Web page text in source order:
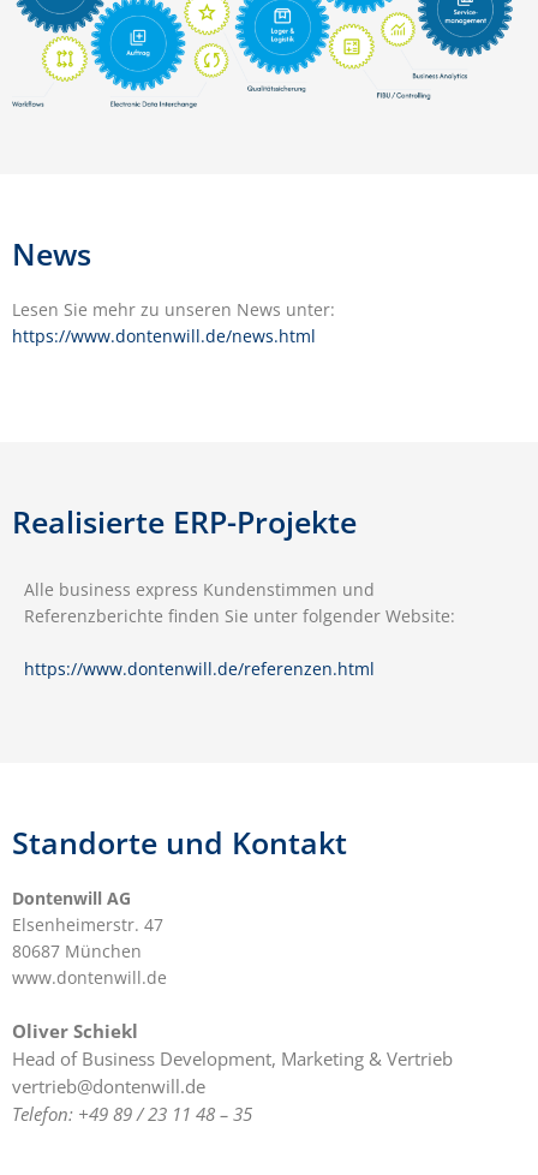
News
Lesen Sie mehr zu unseren News unter:
https://www.dontenwill.de/news.html
Realisierte ERP-Projekte
Alle business express Kundenstimmen und
Referenzberichte finden Sie unter folgender Website:
https://www.dontenwill.de/referenzen.html
Standorte und Kontakt
Dontenwill AG
Elsenheimerstr. 47
80687 München
www.dontenwill.de
Oliver Schiekl
Head of Business Development, Marketing & Vertrieb
vertrieb@dontenwill.de
Telefon: +49 89 / 23 11 48 – 35